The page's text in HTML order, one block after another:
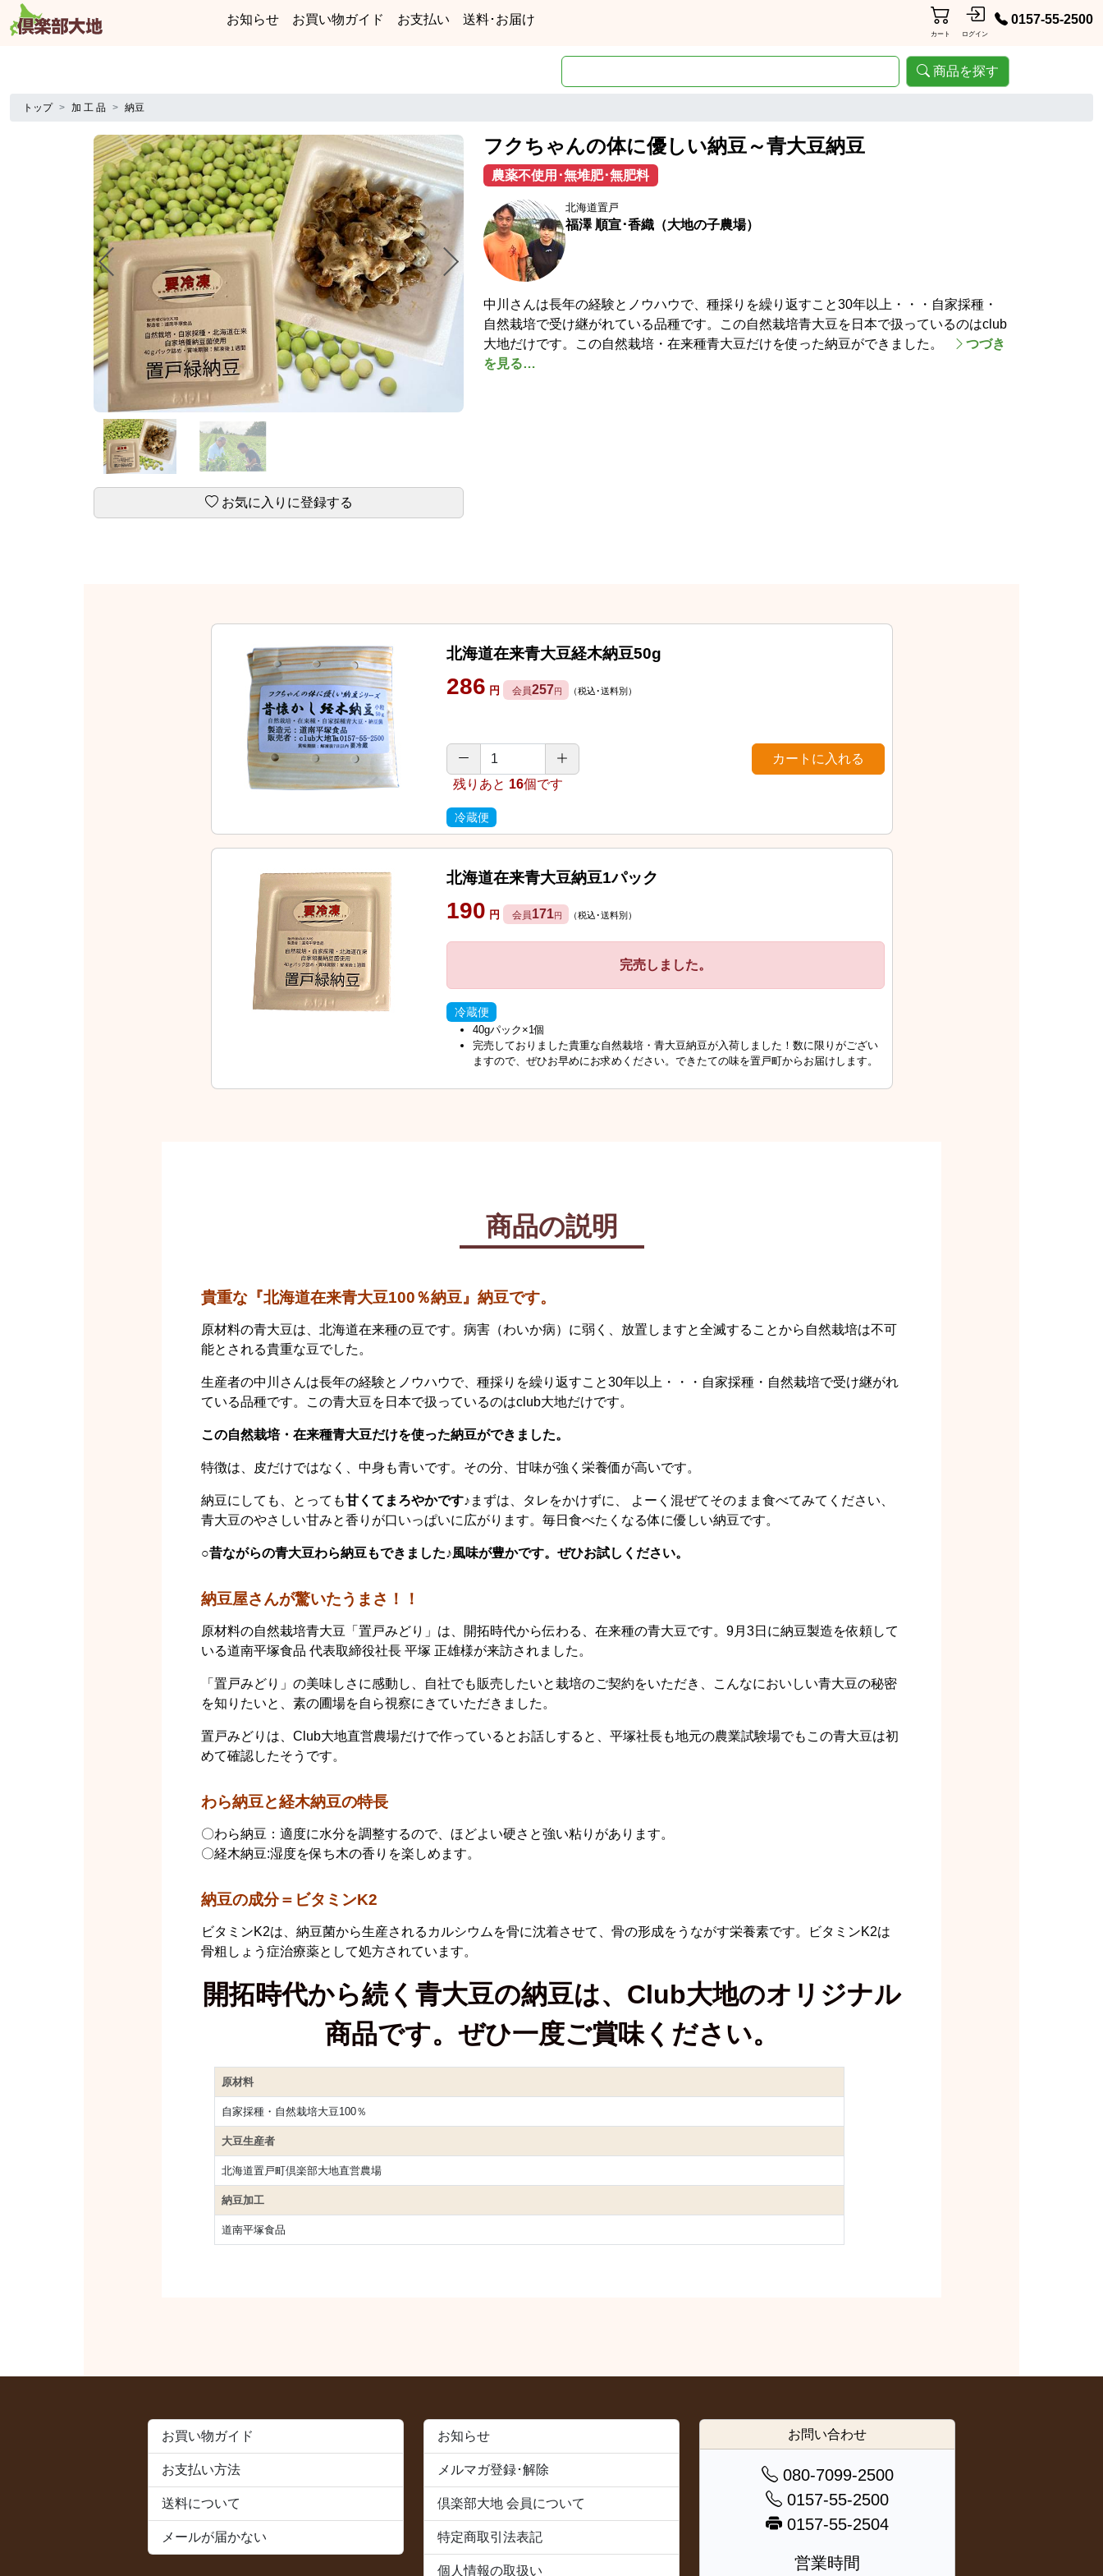
お知らせ お買い物ガイド お支払い 送料･お届け
カート ログイン
0157-55-2500
商品を探す
トップ 加 工 品 納豆
お気に入りに登録する
フクちゃんの体に優しい納豆～青大豆納豆
農薬不使用･無堆肥･無肥料
北海道置戸
福澤 順宣･香織（大地の子農場）
中川さんは長年の経験とノウハウで、種採りを繰り返すこと30年以上・・・自家採種・
自然栽培で受け継がれている品種です。この自然栽培青大豆を日本で扱っているのはclub
大地だけです。この自然栽培・在来種青大豆だけを使った納豆ができました。
つづき
を見る…
北海道在来青大豆経木納豆50g
286 円 会員257円 （税込･送料別）
残りあと 16個です
冷蔵便
北海道在来青大豆納豆1パック
190 円 会員171円 （税込･送料別）
完売しました。
冷蔵便
40gパック×1個
完売しておりました貴重な自然栽培・青大豆納豆が入荷しました！数に限りがござい
ますので、ぜひお早めにお求めください。できたての味を置戸町からお届けします。
商品の説明
貴重な『北海道在来青大豆100％納豆』納豆です。
原材料の青大豆は、北海道在来種の豆です。病害（わいか病）に弱く、放置しますと全滅することから自然栽培は不可
能とされる貴重な豆でした。
生産者の中川さんは長年の経験とノウハウで、種採りを繰り返すこと30年以上・・・自家採種・自然栽培で受け継がれ
ている品種です。この青大豆を日本で扱っているのはclub大地だけです。
この自然栽培・在来種青大豆だけを使った納豆ができました。
特徴は、皮だけではなく、中身も青いです。その分、甘味が強く栄養価が高いです。
納豆にしても、とっても甘くてまろやかです♪ まずは、タレをかけずに、 よーく混ぜてそのまま食べてみてください、
青大豆のやさしい甘みと香りが口いっぱいに広がります。毎日食べたくなる体に優しい納豆です。
○昔ながらの青大豆わら納豆もできました♪風味が豊かです。ぜひお試しください。
納豆屋さんが驚いたうまさ！！
原材料の自然栽培青大豆「置戸みどり」は、開拓時代から伝わる、在来種の青大豆です。9月3日に納豆製造を依頼して
いる道南平塚食品 代表取締役社長 平塚 正雄様が来訪されました。
「置戸みどり」の美味しさに感動し、自社でも販売したいと栽培のご契約をいただき、こんなにおいしい青大豆の秘密
を知りたいと、素の圃場を自ら視察にきていただきました。
置戸みどりは、Club大地直営農場だけで作っているとお話しすると、平塚社長も地元の農業試験場でもこの青大豆は初
めて確認したそうです。
わら納豆と経木納豆の特長
〇わら納豆：適度に水分を調整するので、ほどよい硬さと強い粘りがあります。
〇経木納豆:湿度を保ち木の香りを楽しめます。
納豆の成分＝ビタミンK2
ビタミンK2は、納豆菌から生産されるカルシウムを骨に沈着させて、骨の形成をうながす栄養素です。ビタミンK2は
骨粗しょう症治療薬として処方されています。
開拓時代から続く青大豆の納豆は、Club大地のオリジナル
商品です。ぜひ一度ご賞味ください。
原材料
自家採種・自然栽培大豆100％
大豆生産者
北海道置戸町倶楽部大地直営農場
納豆加工
道南平塚食品
お買い物ガイド
お支払い方法
送料について
メールが届かない
お知らせ
メルマガ登録･解除
倶楽部大地 会員について
特定商取引法表記
個人情報の取扱い
お問い合わせ
080-7099-2500
0157-55-2500
0157-55-2504
営業時間